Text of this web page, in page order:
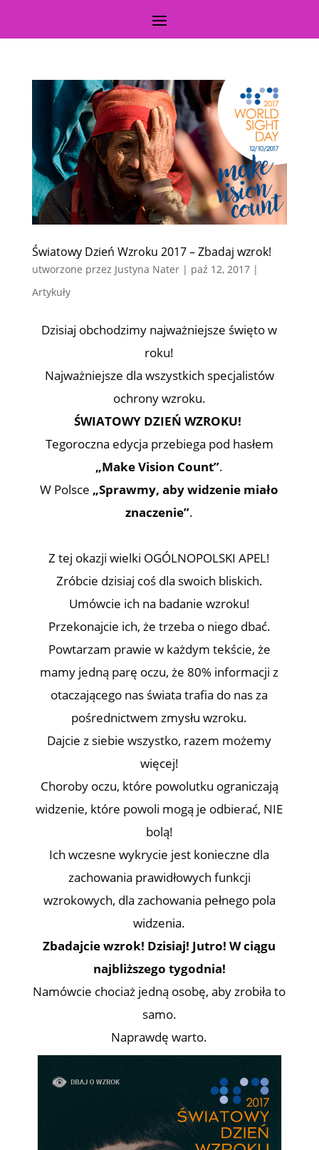
Światowy Dzień Wzroku 2017 – Zbadaj wzrok!
utworzone przez Justyna Nater| paź 12, 2017|
Artykuły
Dzisiaj obchodzimy najważniejsze święto w
roku!
Najważniejsze dla wszystkich specjalistów
ochrony wzroku.
ŚWIATOWY DZIEŃ WZROKU!
Tegoroczna edycja przebiega pod hasłem
„Make Vision Count”.
W Polsce „Sprawmy, aby widzenie miało
znaczenie”.
Z tej okazji wielki OGÓLNOPOLSKI APEL!
Zróbcie dzisiaj coś dla swoich bliskich.
Umówcie ich na badanie wzroku!
Przekonajcie ich, że trzeba o niego dbać.
Powtarzam prawie w każdym tekście, że
mamy jedną parę oczu, że 80% informacji z
otaczającego nas świata trafia do nas za
pośrednictwem zmysłu wzroku.
Dajcie z siebie wszystko, razem możemy
więcej!
Choroby oczu, które powolutku ograniczają
widzenie, które powoli mogą je odbierać, NIE
bolą!
Ich wczesne wykrycie jest konieczne dla
zachowania prawidłowych funkcji
wzrokowych, dla zachowania pełnego pola
widzenia.
Zbadajcie wzrok! Dzisiaj! Jutro! W ciągu
najbliższego tygodnia!
Namówcie chociaż jedną osobę, aby zrobiła to
samo.
Naprawdę warto.